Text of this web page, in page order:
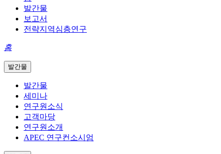
발간물
보고서
전략지역심층연구
홈
발간물
발간물
세미나
연구원소식
고객마당
연구원소개
APEC 연구컨소시엄